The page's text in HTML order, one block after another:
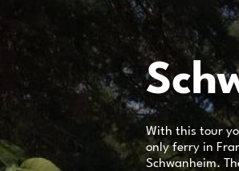
With this tour
only ferry in
Schwanheim.